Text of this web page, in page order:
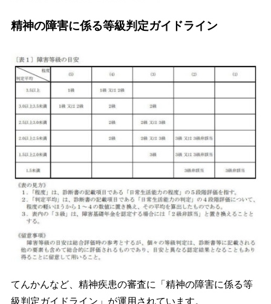
精神の障害に係る等級判定ガイドライン
てんかんなど、精神疾患の審査に「精神の障害に係る等
級判定ガイドライン」が運用されています。